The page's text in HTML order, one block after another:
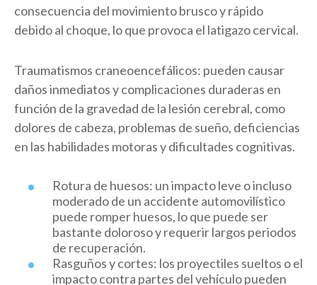
consecuencia del movimiento brusco y rápido
debido al choque, lo que provoca el latigazo cervical.
Traumatismos craneoencefálicos: pueden causar
daños inmediatos y complicaciones duraderas en
función de la gravedad de la lesión cerebral, como
dolores de cabeza, problemas de sueño, deficiencias
en las habilidades motoras y dificultades cognitivas.
Rotura de huesos: un impacto leve o incluso
moderado de un accidente automovilístico
puede romper huesos, lo que puede ser
bastante doloroso y requerir largos periodos
de recuperación.
Rasguños y cortes: los proyectiles sueltos o el
impacto contra partes del vehículo pueden